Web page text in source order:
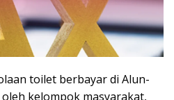
toilet berbayar di Alun-
kelompok masyarakat,